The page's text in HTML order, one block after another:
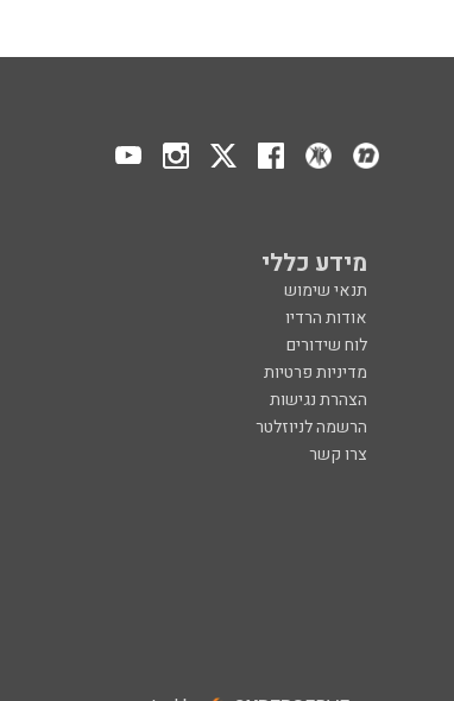
מידע כללי
תנאי שימוש
אודות הרדיו
לוח שידורים
מדיניות פרטיות
הצהרת נגישות
הרשמה לניוזלטר
צרו קשר